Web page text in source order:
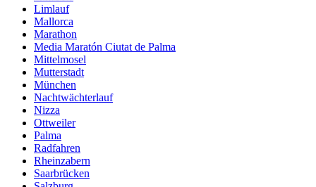
Limlauf
Mallorca
Marathon
Media Maratón Ciutat de Palma
Mittelmosel
Mutterstadt
München
Nachtwächterlauf
Nizza
Ottweiler
Palma
Radfahren
Rheinzabern
Saarbrücken